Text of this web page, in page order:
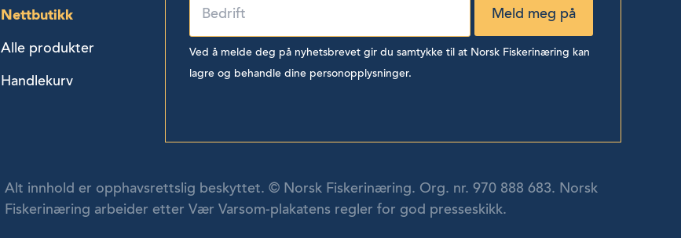
Nettbutikk
Alle produkter
Handlekurv
Ved å melde deg på nyhetsbrevet gir du samtykke til at Norsk Fiskerinæring kan
lagre og behandle dine personopplysninger.
Alt innhold er opphavsrettslig beskyttet. © Norsk Fiskerinæring. Org. nr. 970 888 683. Norsk
Fiskerinæring arbeider etter Vær Varsom-plakatens regler for god presseskikk.